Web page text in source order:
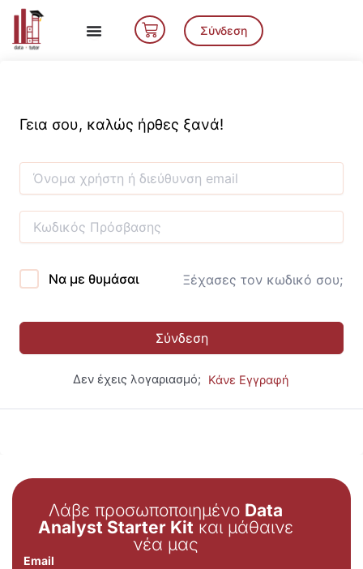
Μετάβαση
περιεχόμενο
Cart Σύνδεση
Γεια σου, καλώς ήρθες ξανά!
Να με θυμάσαι Ξέχασες τον κωδικό σου;
Σύνδεση
Δεν έχεις λογαριασμό; Κάνε Εγγραφή
Λάβε προσωποποιημένο Data
Analyst Starter Kit και μάθαινε
νέα μας
Email